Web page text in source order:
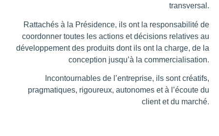
transversal.
Rattachés à la Présidence, ils ont la responsabilité de
coordonner toutes les actions et décisions relatives au
développement des produits dont ils ont la charge, de la
conception jusqu’à la commercialisation.
Incontournables de l’entreprise, ils sont créatifs,
pragmatiques, rigoureux, autonomes et à l’écoute du
client et du marché.